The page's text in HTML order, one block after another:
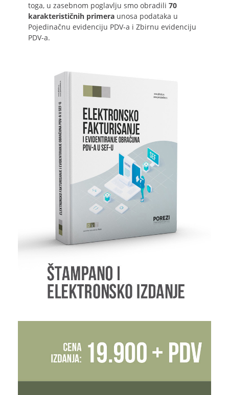
toga, u zasebnom poglavlju smo obradili 70
karakterističnih primera unosa podataka u
Pojedinačnu evidenciju PDV-a i Zbirnu evidenciju
PDV-a.